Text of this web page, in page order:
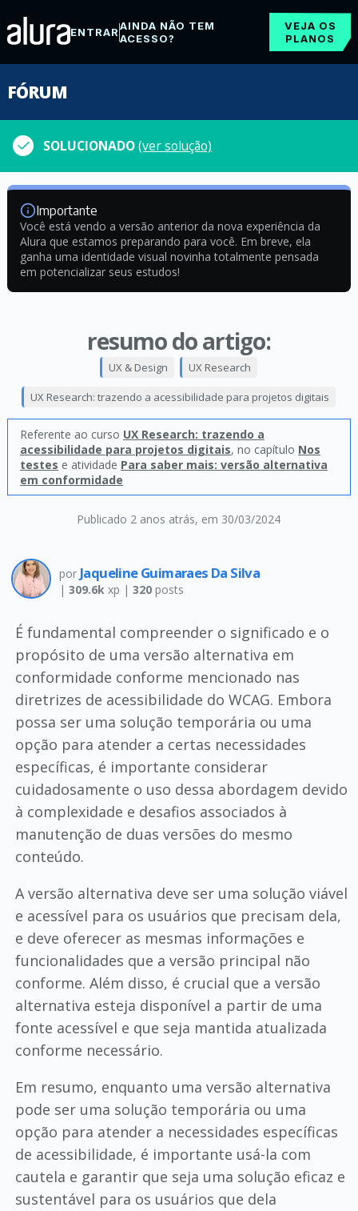
ENTRARAINDA NÃO TEM
ACESSO?
VEJA OS
PLANOS
FÓRUM
SOLUCIONADO(ver solução)
Importante
Você está vendo a versão anterior da nova experiência da
Alura que estamos preparando para você. Em breve, ela
ganha uma identidade visual novinha totalmente pensada
em potencializar seus estudos!
resumo do artigo:
Publicado 2 anos atrás, em 30/03/2024
UX & Design UX Research
UX Research: trazendo a acessibilidade para projetos digitais
Referente ao curso UX Research: trazendo a
acessibilidade para projetos digitais, no capítulo Nos
testes e atividade Para saber mais: versão alternativa
em conformidade
por Jaqueline Guimaraes Da Silva
| 309.6kxp | 320posts
É fundamental compreender o significado e o
propósito de uma versão alternativa em
conformidade conforme mencionado nas
diretrizes de acessibilidade do WCAG. Embora
possa ser uma solução temporária ou uma
opção para atender a certas necessidades
específicas, é importante considerar
cuidadosamente o uso dessa abordagem devido
à complexidade e desafios associados à
manutenção de duas versões do mesmo
conteúdo.
A versão alternativa deve ser uma solução viável
e acessível para os usuários que precisam dela,
e deve oferecer as mesmas informações e
funcionalidades que a versão principal não
conforme. Além disso, é crucial que a versão
alternativa esteja disponível a partir de uma
fonte acessível e que seja mantida atualizada
conforme necessário.
Em resumo, enquanto uma versão alternativa
pode ser uma solução temporária ou uma
opção para atender a necessidades específicas
de acessibilidade, é importante usá-la com
cautela e garantir que seja uma solução eficaz e
sustentável para os usuários que dela